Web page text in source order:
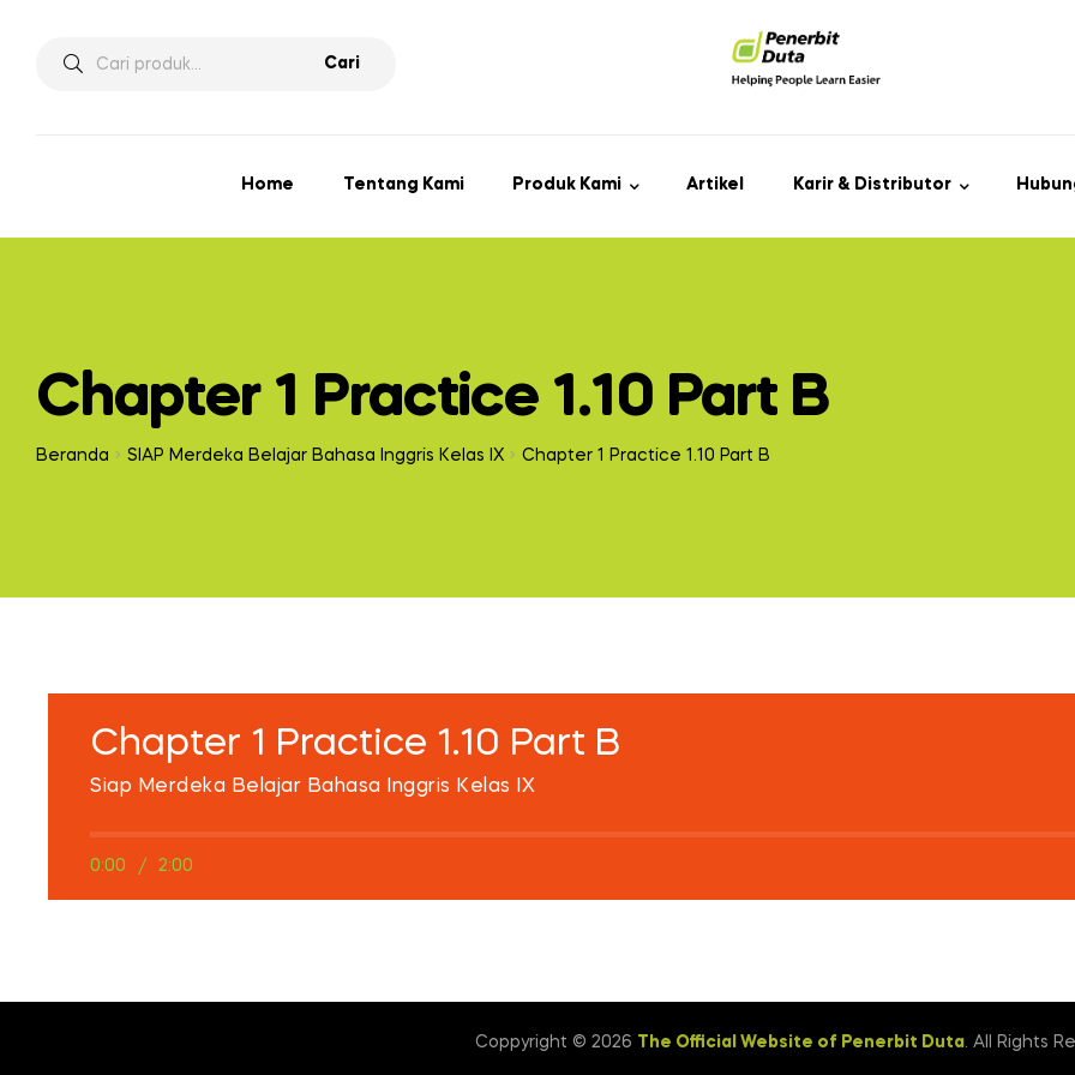
Cari
Home Tentang Kami Produk Kami Artikel Karir & Distributor
Chapter 1 Practice 1.10 Part B
Beranda SIAP Merdeka Belajar Bahasa Inggris Kelas IX Chapter 1 Practice 1.10 Part B
Chapter 1 Practice 1.10 Part B
Siap Merdeka Belajar Bahasa Inggris Kelas IX
0:00 / 2:00
Coppyright © 2026 The Official Website of Penerbit Duta. All Rights